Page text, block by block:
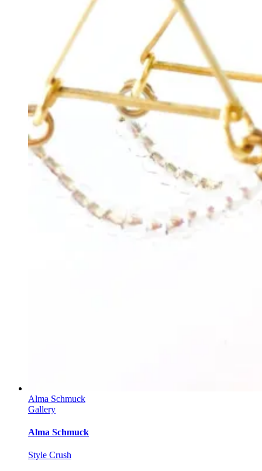
Alma Schmuck
Gallery
Alma Schmuck
Style Crush